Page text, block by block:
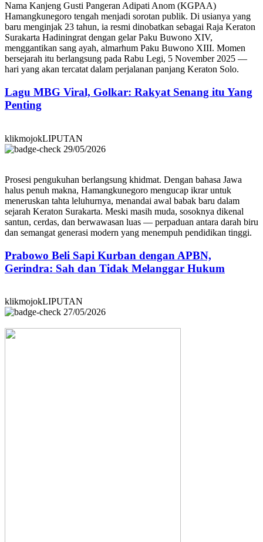
Nama Kanjeng Gusti Pangeran Adipati Anom (KGPAA)
Hamangkunegoro tengah menjadi sorotan publik. Di usianya yang
baru menginjak 23 tahun, ia resmi dinobatkan sebagai Raja Keraton
Surakarta Hadiningrat dengan gelar Paku Buwono XIV,
menggantikan sang ayah, almarhum Paku Buwono XIII. Momen
bersejarah itu berlangsung pada Rabu Legi, 5 November 2025 —
hari yang akan tercatat dalam perjalanan panjang Keraton Solo.
Lagu MBG Viral, Golkar: Rakyat Senang itu Yang
Penting
klikmojokLIPUTAN
29/05/2026
Prosesi pengukuhan berlangsung khidmat. Dengan bahasa Jawa
halus penuh makna, Hamangkunegoro mengucap ikrar untuk
meneruskan tahta leluhurnya, menandai awal babak baru dalam
sejarah Keraton Surakarta. Meski masih muda, sosoknya dikenal
santun, cerdas, dan berwawasan luas — perpaduan antara darah biru
dan semangat generasi modern yang menempuh pendidikan tinggi.
Prabowo Beli Sapi Kurban dengan APBN,
Gerindra: Sah dan Tidak Melanggar Hukum
klikmojokLIPUTAN
27/05/2026